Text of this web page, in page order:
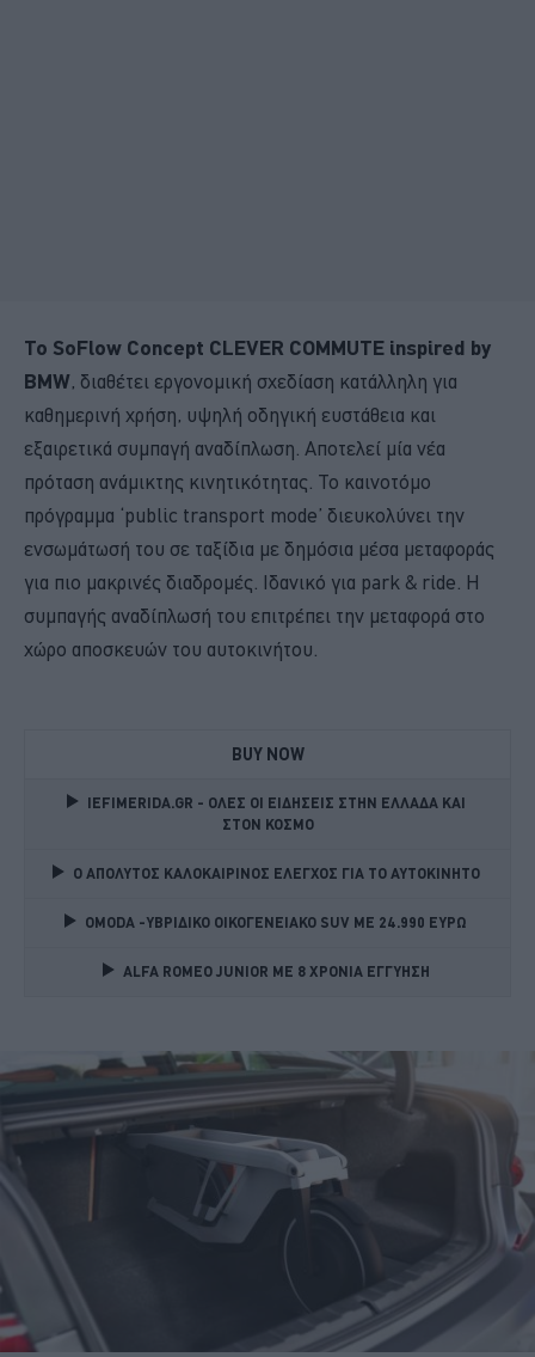
Το SoFlow Concept CLEVER COMMUTE inspired by
BMW, διαθέτει εργονομική σχεδίαση κατάλληλη για
καθημερινή χρήση, υψηλή οδηγική ευστάθεια και
εξαιρετικά συμπαγή αναδίπλωση. Αποτελεί μία νέα
πρόταση ανάμικτης κινητικότητας. Το καινοτόμο
πρόγραμμα ‘public transport mode’ διευκολύνει την
ενσωμάτωσή του σε ταξίδια με δημόσια μέσα μεταφοράς
για πιο μακρινές διαδρομές. Ιδανικό για park & ride. Η
συμπαγής αναδίπλωσή του επιτρέπει την μεταφορά στο
χώρο αποσκευών του αυτοκινήτου.
BUY NOW
IEFIMERIDA.GR - ΟΛΕΣ ΟΙ ΕΙΔΗΣΕΙΣ ΣΤΗΝ ΕΛΛΑΔΑ ΚΑΙ
ΣΤΟΝ ΚΟΣΜΟ
Ο ΑΠΟΛΥΤΟΣ ΚΑΛΟΚΑΙΡΙΝΟΣ ΕΛΕΓΧΟΣ ΓΙΑ ΤΟ ΑΥΤΟΚΙΝΗΤΟ
OMODA -ΥΒΡΙΔΙΚΟ ΟΙΚΟΓΕΝΕΙΑΚΟ SUV ME 24.990 ΕΥΡΩ
ALFA ROMEO JUNIOR ME 8 ΧΡΟΝΙΑ ΕΓΓΥΗΣΗ